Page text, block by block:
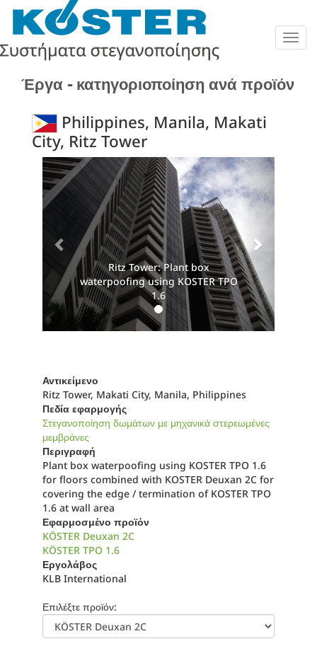
Έργα - κατηγοριοποίηση ανά προϊόν
Philippines, Manila, Makati
City, Ritz Tower
Ritz Tower: Plant box
waterpoofing using KOSTER TPO
1.6
Previous Next
Αντικείμενο
Ritz Tower, Makati City, Manila, Philippines
Πεδία εφαρμογής
Στεγανοποίηση δωμάτων με μηχανικά στερεωμένες
μεμβράνες
Περιγραφή
Plant box waterpoofing using KOSTER TPO 1.6
for floors combined with KOSTER Deuxan 2C for
covering the edge / termination of KOSTER TPO
1.6 at wall area
Εφαρμοσμένο προϊόν
KÖSTER Deuxan 2C
KÖSTER TPO 1.6
Εργολάβος
KLB International
Επιλέξτε προϊόν: